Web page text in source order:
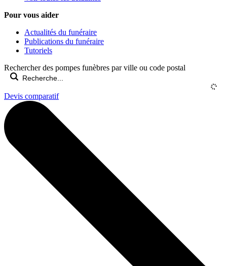
Pour vous aider
Actualités du funéraire
Publications du funéraire
Tutoriels
Rechercher des pompes funèbres par ville ou code postal
Devis comparatif